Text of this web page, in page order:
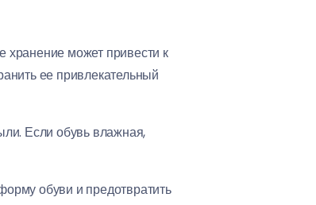
хранение может привести к
ее привлекательный
Если обувь влажная,
обуви и предотвратить